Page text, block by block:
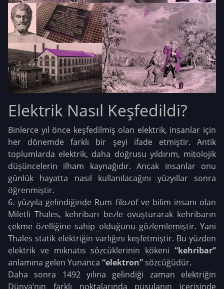
Elektrik Nasıl Keşfedildi?
Binlerce yıl önce keşfedilmiş olan elektrik, insanlar için
her dönemde farklı bir şeyi ifade etmiştir. Antik
toplumlarda elektrik, daha doğrusu yıldırım, mitolojik
düşüncelerin ilham kaynağıdır. Ancak insanlar onu
günlük hayatta nasıl kullanılacağını yüzyıllar sonra
öğrenmiştir.
6. yüzyıla gelindiğinde Rum filozof ve bilim insanı olan
Miletli Thales, kehribarı bezle ovuşturarak kehribarın
çekme özelliğine sahip olduğunu gözlemlemiştir. Yani
Thales statik elektriğin varlığını keşfetmiştir. Bu yüzden
elektrik ve mıknatıs sözcüklerinin kökeni “kehribar”
anlamına gelen Yunanca “elektron” sözcüğüdür.
Daha sonra 1492 yılına gelindiği zaman elektriğin
Dünya’nın farklı noktalarında pusulanın içerisinde